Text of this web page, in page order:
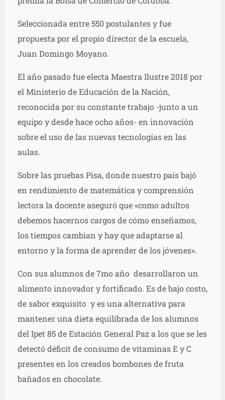
Seleccionada entre 550 postulantes y fue
propuesta por el propio director de la escuela,
Juan Domingo Moyano.
El año pasado fue electa Maestra Ilustre 2018 por
el Ministerio de Educación de la Nación,
reconocida por su constante trabajo -junto a un
equipo y desde hace ocho años- en innovación
sobre el uso de las nuevas tecnologías en las
aulas.
Sobre las pruebas Pisa, donde nuestro país bajó
en rendimiento de matemática y comprensión
lectora la docente aseguró que «como adultos
debemos hacernos cargos de cómo enseñamos,
los tiempos cambian y hay que adaptarse al
entorno y la forma de aprender de los jóvenes».
Con sus alumnos de 7mo año desarrollaron un
alimento innovador y fortificado. Es de bajo costo,
de sabor exquisito y es una alternativa para
mantener una dieta equilibrada de los alumnos
del Ipet 85 de Estación General Paz a los que se les
detectó déficit de consumo de vitaminas E y C
presentes en los creados bombones de fruta
bañados en chocolate.